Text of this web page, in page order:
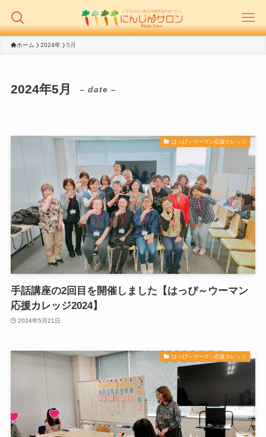
ホーム 2024年 5月
2024年5月 – date –
はっぴ～ウーマン応援カレッジ
手話講座の2回目を開催しました【はっぴ～ウーマン
応援カレッジ2024】
2024年5月21日
はっぴ～ウーマン応援カレッジ